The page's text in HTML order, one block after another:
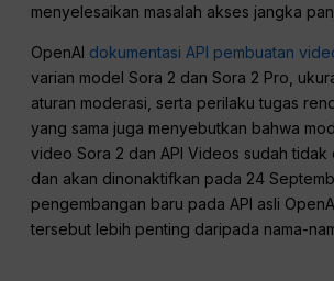
menyelesaikan masalah akses jangka
OpenAI dokumentasi API pembuatan
varian model Sora 2 dan Sora 2 Pro,
aturan moderasi, serta perilaku tugas
yang sama juga menyebutkan bahwa
video Sora 2 dan API Videos sudah tidak
dan akan dinonaktifkan pada 24
pengembangan baru pada API asli
tersebut lebih penting daripada nama-